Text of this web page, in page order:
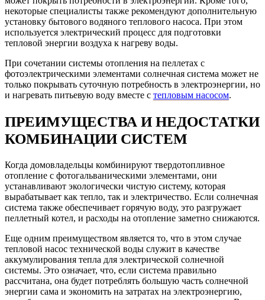
некоторые специалисты также рекомендуют дополнительную
установку бытового водяного теплового насоса. При этом
используется электрический процесс для подготовки
тепловой энергии воздуха к нагреву воды.
При сочетании системы отопления на пеллетах с
фотоэлектрическими элементами солнечная система может не
только покрывать суточную потребность в электроэнергии, но
и нагревать питьевую воду вместе с тепловым насосом.
ПРЕИМУЩЕСТВА И НЕДОСТАТКИ
КОМБИНАЦИИ СИСТЕМ
Когда домовладельцы комбинируют твердотопливное
отопление с фотогальваническими элементами, они
устанавливают экологически чистую систему, которая
вырабатывает как тепло, так и электричество. Если солнечная
система также обеспечивает горячую воду, это разгружает
пеллетный котел, и расходы на отопление заметно снижаются.
Еще одним преимуществом является то, что в этом случае
тепловой насос технической воды служит в качестве
аккумулирования тепла для электрической солнечной
системы. Это означает, что, если система правильно
рассчитана, она будет потреблять большую часть солнечной
энергии сама и экономить на затратах на электроэнергию,